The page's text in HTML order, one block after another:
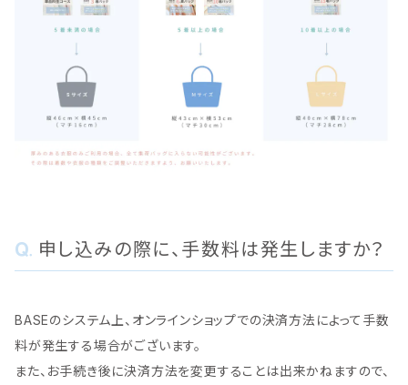
申し込みの際に、手数料は発生しますか？
BASEのシステム上、オンラインショップでの決済方法によって手数
料が発生する場合がございます。
また、お手続き後に決済方法を変更することは出来かねますので、